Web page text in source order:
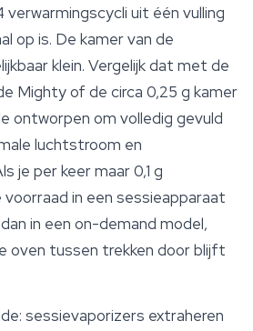
verwarmingscycli uit één vulling
op is. De kamer van de
klein. Vergelijk dat met de
Mighty of de circa 0,25 g kamer
ontworpen om volledig gevuld
luchtstroom en
je per keer maar 0,1 g
in een sessieapparaat
in een on-demand model,
oven tussen trekken door blijft
sessievaporizers extraheren